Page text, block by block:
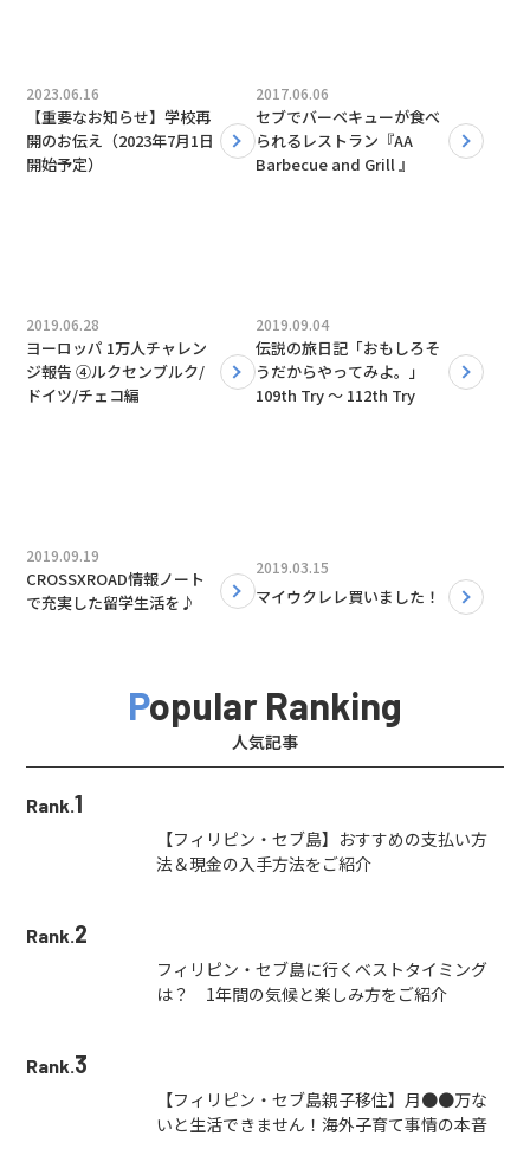
2023.06.16
【重要なお知らせ】学校再
開のお伝え（2023年7月1日
開始予定）
2017.06.06
セブでバーベキューが食べ
られるレストラン『AA
Barbecue and Grill 』
2019.06.28
ヨーロッパ 1万人チャレン
ジ報告 ④ルクセンブルク/
ドイツ/チェコ編
2019.09.04
伝説の旅日記「おもしろそ
うだからやってみよ。」
109th Try 〜 112th Try
2019.09.19
CROSSXROAD情報ノート
で充実した留学生活を♪
2019.03.15
マイウクレレ買いました！
Popular Ranking
人気記事
Rank.1
【フィリピン・セブ島】おすすめの支払い方
法＆現金の入手方法をご紹介
Rank. 2
フィリピン・セブ島に行くベストタイミング
は？ 1年間の気候と楽しみ方をご紹介
Rank. 3
【フィリピン・セブ島親子移住】月●●万な
いと生活できません！海外子育て事情の本音